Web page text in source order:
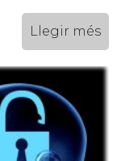
Llegir més